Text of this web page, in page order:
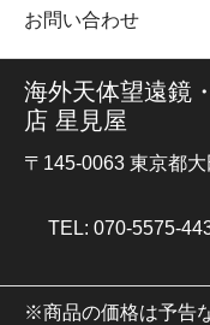
お問い合わせ
海外天体望遠鏡
店 星見屋
〒145-0063 東京都
TEL: 070-5575-
※商品の価格は予告